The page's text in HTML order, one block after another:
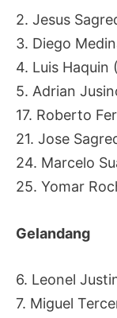
2. Jesus
3. Diego
4. Luis Haquin
5. Adrian
17. Roberto
21. Jose
24. Marcelo
25. Yomar
Gelandang
6. Leonel
7. Miguel